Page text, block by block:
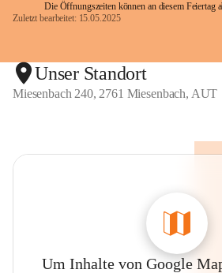
Die Öffnungszeiten können an diesem Feiertag
Zuletzt bearbeitet: 15.05.2025
Unser Standort
Miesenbach 240, 2761 Miesenbach, AUT
Um Inhalte von Google